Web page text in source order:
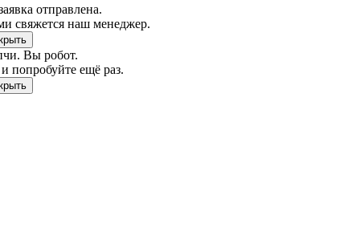
отправлена.
свяжется наш менеджер.
Вы робот.
попробуйте ещё раз.